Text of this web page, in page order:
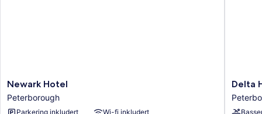
Newark
Hotel
Peterborough
Newark Hotel
Peterborough
Parkering inkludert
Wi-fi inkludert
Delta
Hotels
by
Delta